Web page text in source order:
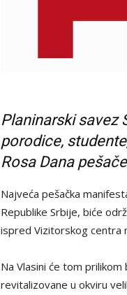
Planinarski savez
porodice,
Rosa Dana
Najveća pešačka
Republike Srbije, biće
ispred Vizitorskog centra
Na Vlasini će tom
revitalizovane u okviru